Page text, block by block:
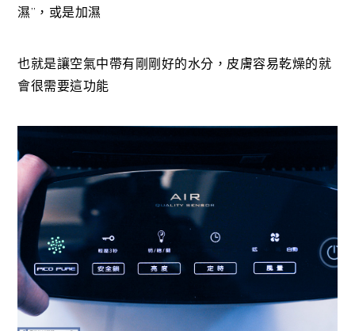
濕”，或是加濕
也就是讓空氣中帶有剛剛好的水分， 皮膚容易乾燥的就
會很需要這功能